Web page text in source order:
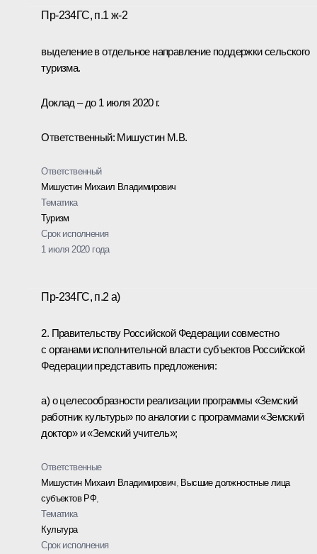
Пр-234ГС, п.1 ж-2
выделение в отдельное направление поддержки сельского
туризма.
Доклад – до 1 июля 2020 г.
Ответственный: Мишустин М.В.
Ответственный
Мишустин Михаил Владимирович
Тематика
Туризм
Срок исполнения
1 июля 2020 года
Пр-234ГС, п.2 а)
2. Правительству Российской Федерации совместно
с органами исполнительной власти субъектов Российской
Федерации представить предложения:
а) о целесообразности реализации программы «Земский
работник культуры» по аналогии с программами «Земский
доктор» и «Земский учитель»;
Ответственные
Мишустин Михаил Владимирович Высшие должностные лица
субъектов РФ,
Тематика
Культура
Срок исполнения